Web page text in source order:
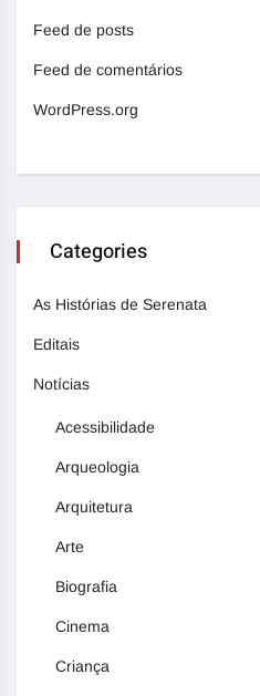
Feed de posts
Feed de comentários
WordPress.org
Categories
As Histórias de Serenata
Editais
Notícias
Acessibilidade
Arqueologia
Arquitetura
Arte
Biografia
Cinema
Criança